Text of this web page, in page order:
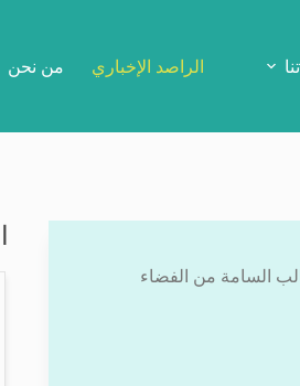
الراصد الإخباري من نحن
السامة من الفضاء